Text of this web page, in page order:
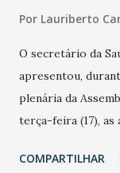
Por Lauriberto
O secretário da
apresentou,
plenária da
terça-feira (17), as
adotadas pelo
COMPARTILHAR